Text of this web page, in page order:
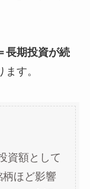
長期投資が続
す。
資額として
柄ほど影響